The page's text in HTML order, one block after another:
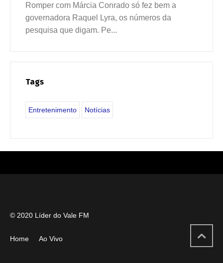
Romper com Márcia Conrado só fez bem a
governadora Raquel Lyra, os números da
pesquisa que digam. Pe...
Tags
Entretenimento Notícias
© 2020 Líder do Vale FM
Home Ao Vivo